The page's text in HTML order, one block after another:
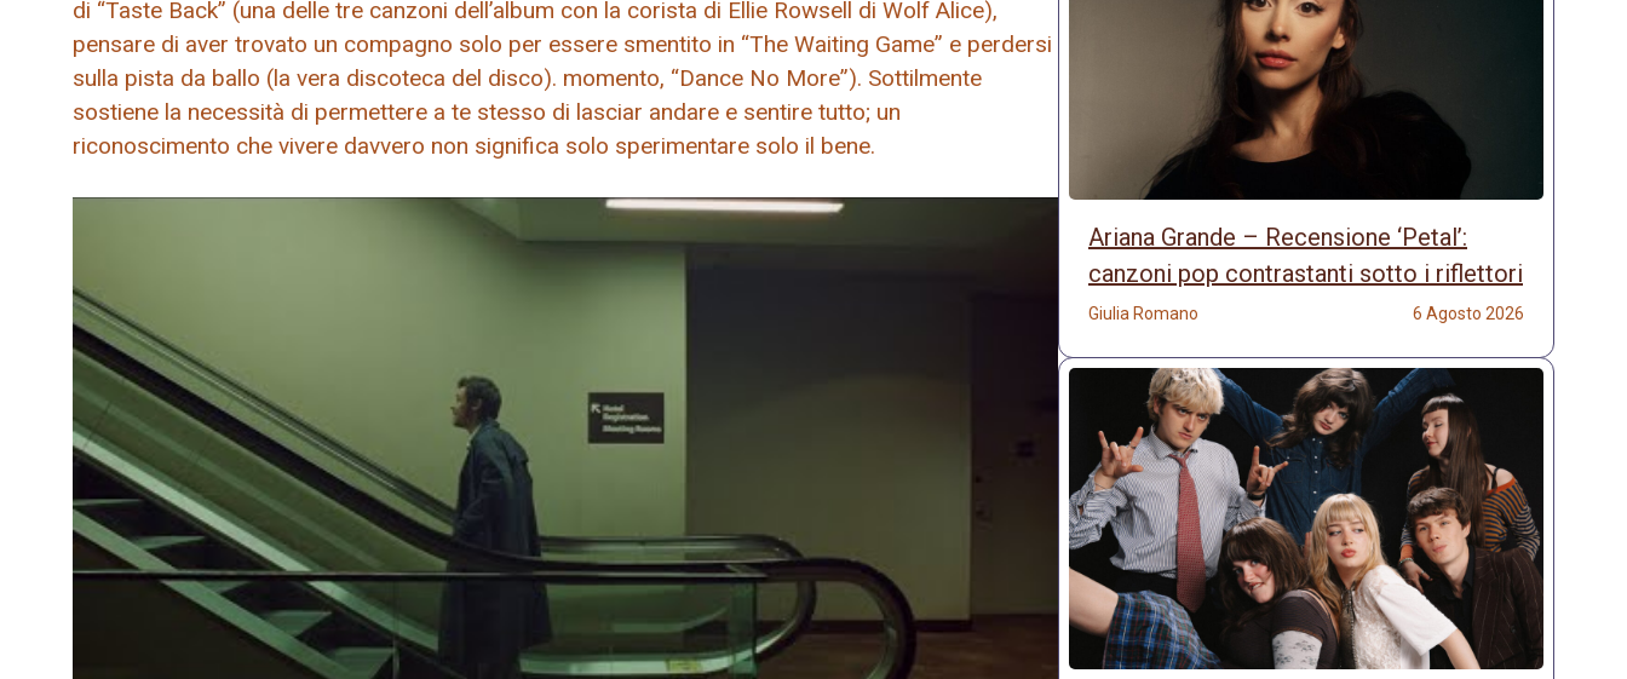
di “Taste Back” (una delle tre canzoni dell’album con la corista di Ellie Rowsell di Wolf Alice),
pensare di aver trovato un compagno solo per essere smentito in “The Waiting Game” e perdersi
sulla pista da ballo (la vera discoteca del disco). momento, “Dance No More”). Sottilmente
sostiene la necessità di permettere a te stesso di lasciar andare e sentire tutto; un
riconoscimento che vivere davvero non significa solo sperimentare solo il bene.
Ariana Grande – Recensione ‘Petal’:
canzoni pop contrastanti sotto i riflettori
Giulia Romano 6 Agosto 2026